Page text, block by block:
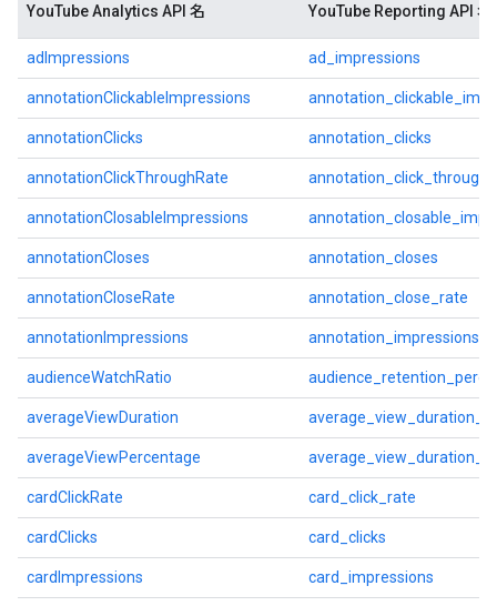
YouTube Analytics API 名 YouTube Reporting API 名
adImpressions ad_impressions
annotationClickableImpressions
annotationClicks annotation_clicks
annotationClickThroughRate
annotationClosableImpressions
annotationCloses annotation_closes
annotationCloseRate annotation_close_rate
annotationImpressions annotation_impressions
audienceWatchRatio
averageViewDuration
averageViewPercentage
cardClickRate card_click_rate
cardClicks card_clicks
cardImpressions card_impressions